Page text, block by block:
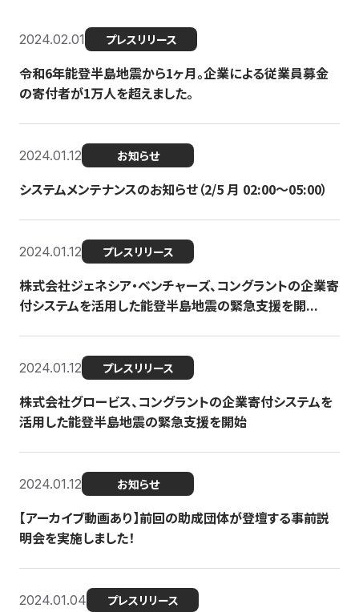
2024.02.01 プレスリリース
令和6年能登半島地震から1ヶ月。企業による従業員募金
の寄付者が1万人を超えました。
2024.01.12 お知らせ
システムメンテナンスのお知らせ（2/5 月 02:00〜05:00）
2024.01.12 プレスリリース
株式会社ジェネシア・ベンチャーズ、コングラントの企業寄
付システムを活用した能登半島地震の緊急支援を開...
2024.01.12 プレスリリース
株式会社グロービス、コングラントの企業寄付システムを
活用した能登半島地震の緊急支援を開始
2024.01.12 お知らせ
【アーカイブ動画あり】前回の助成団体が登壇する事前説
明会を実施しました！
2024.01.04 プレスリリース